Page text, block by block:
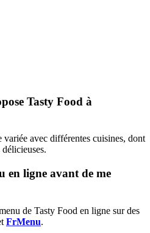
Tasty Food à
variée avec différentes cuisines, dont
en ligne avant de me
de Tasty Food en ligne sur des
FrMenu.